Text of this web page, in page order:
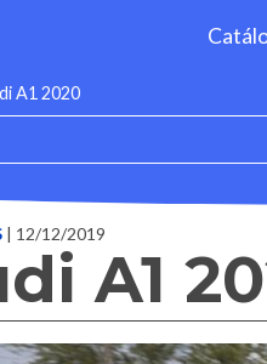
A1 2020
| 12/12/2019
A1